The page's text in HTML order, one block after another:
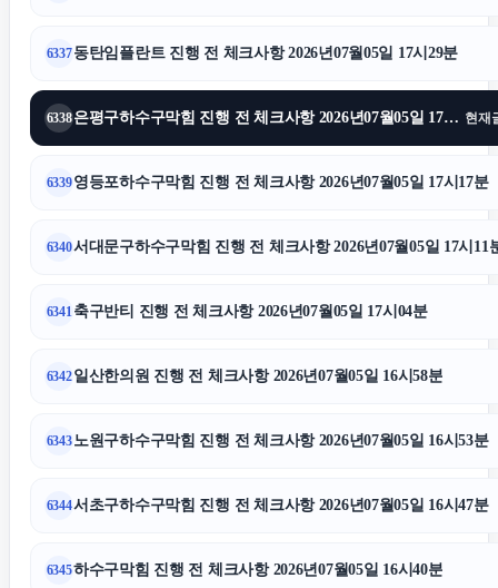
강남치과
이혼변호사
6337동탄임플란트 진행 전 체크사항 2026년07월05일 17시29분
6338 은평구하수구막힘 진행 전 체크사항 2026년07월05일 17시22분 현재
6339영등포하수구막힘 진행 전 체크사항 2026년07월05일 17시17분
6340서대문구하수구막힘 진행 전 체크사항 2026년07월05일 17시11
6341 축구반티 진행 전 체크사항 2026년07월05일 17시04분
6342일산한의원 진행 전 체크사항 2026년07월05일 16시58분
6343노원구하수구막힘 진행 전 체크사항 2026년07월05일 16시53분
6344서초구하수구막힘 진행 전 체크사항 2026년07월05일 16시47분
6345하수구막힘 진행 전 체크사항 2026년07월05일 16시40분